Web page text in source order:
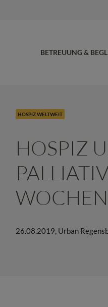
BETREUUNG &
HOSPIZ WELTWEIT
HOSPIZ
26.08.2019, Urban